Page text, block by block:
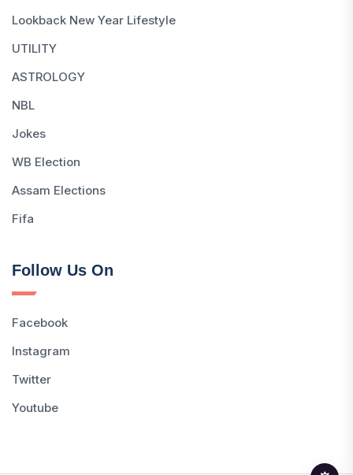
Lookback New Year Lifestyle
UTILITY
ASTROLOGY
NBL
Jokes
WB Election
Assam Elections
Fifa
Follow Us On
Facebook
Instagram
Twitter
Youtube